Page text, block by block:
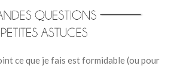
ce que je fais est formidable (ou pour